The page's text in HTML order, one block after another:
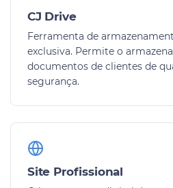
CJ Drive
Ferramenta de
exclusiva. Permite o
documentos de clientes de
segurança.
Site Profissional